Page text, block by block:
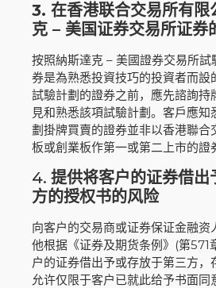
3. 在香港联合交易所有限
克 – 美国证券交易所证券
按照納斯達克 – 美國證券交易所
券是為熟悉投資技巧的投資者而設
試驗計劃的證券之前，應先諮詢持
見和熟悉該項試驗計劃。客戶應知
劃掛牌買賣的證券並非以香港聯合
板或創業板作第一或第二上市的證
4. 提供将客户的证券借出
方的授权书的风险
向客户的交易商或证券保证金融资
他根据《证券及期货条例》(第571
户的证券借出予或存放于第三方，
允许仅限于客户已就此给予书面同